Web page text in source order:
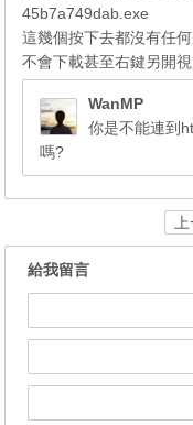
45b7a749dab.exe
這幾個按下去都沒有任
不會下載甚至右鍵另開
WanMP
你是不能連到
嗎?
給我留言